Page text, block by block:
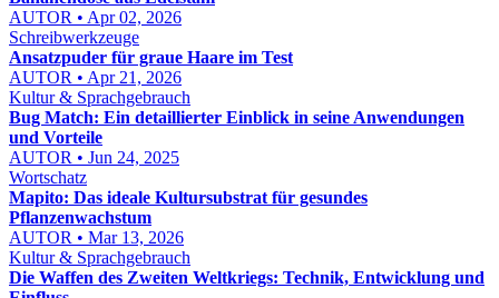
AUTOR • Apr 02, 2026
Schreibwerkzeuge
Ansatzpuder für graue Haare im Test
AUTOR • Apr 21, 2026
Kultur & Sprachgebrauch
Bug Match: Ein detaillierter Einblick in seine Anwendungen
und Vorteile
AUTOR • Jun 24, 2025
Wortschatz
Mapito: Das ideale Kultursubstrat für gesundes
Pflanzenwachstum
AUTOR • Mar 13, 2026
Kultur & Sprachgebrauch
Die Waffen des Zweiten Weltkriegs: Technik, Entwicklung und